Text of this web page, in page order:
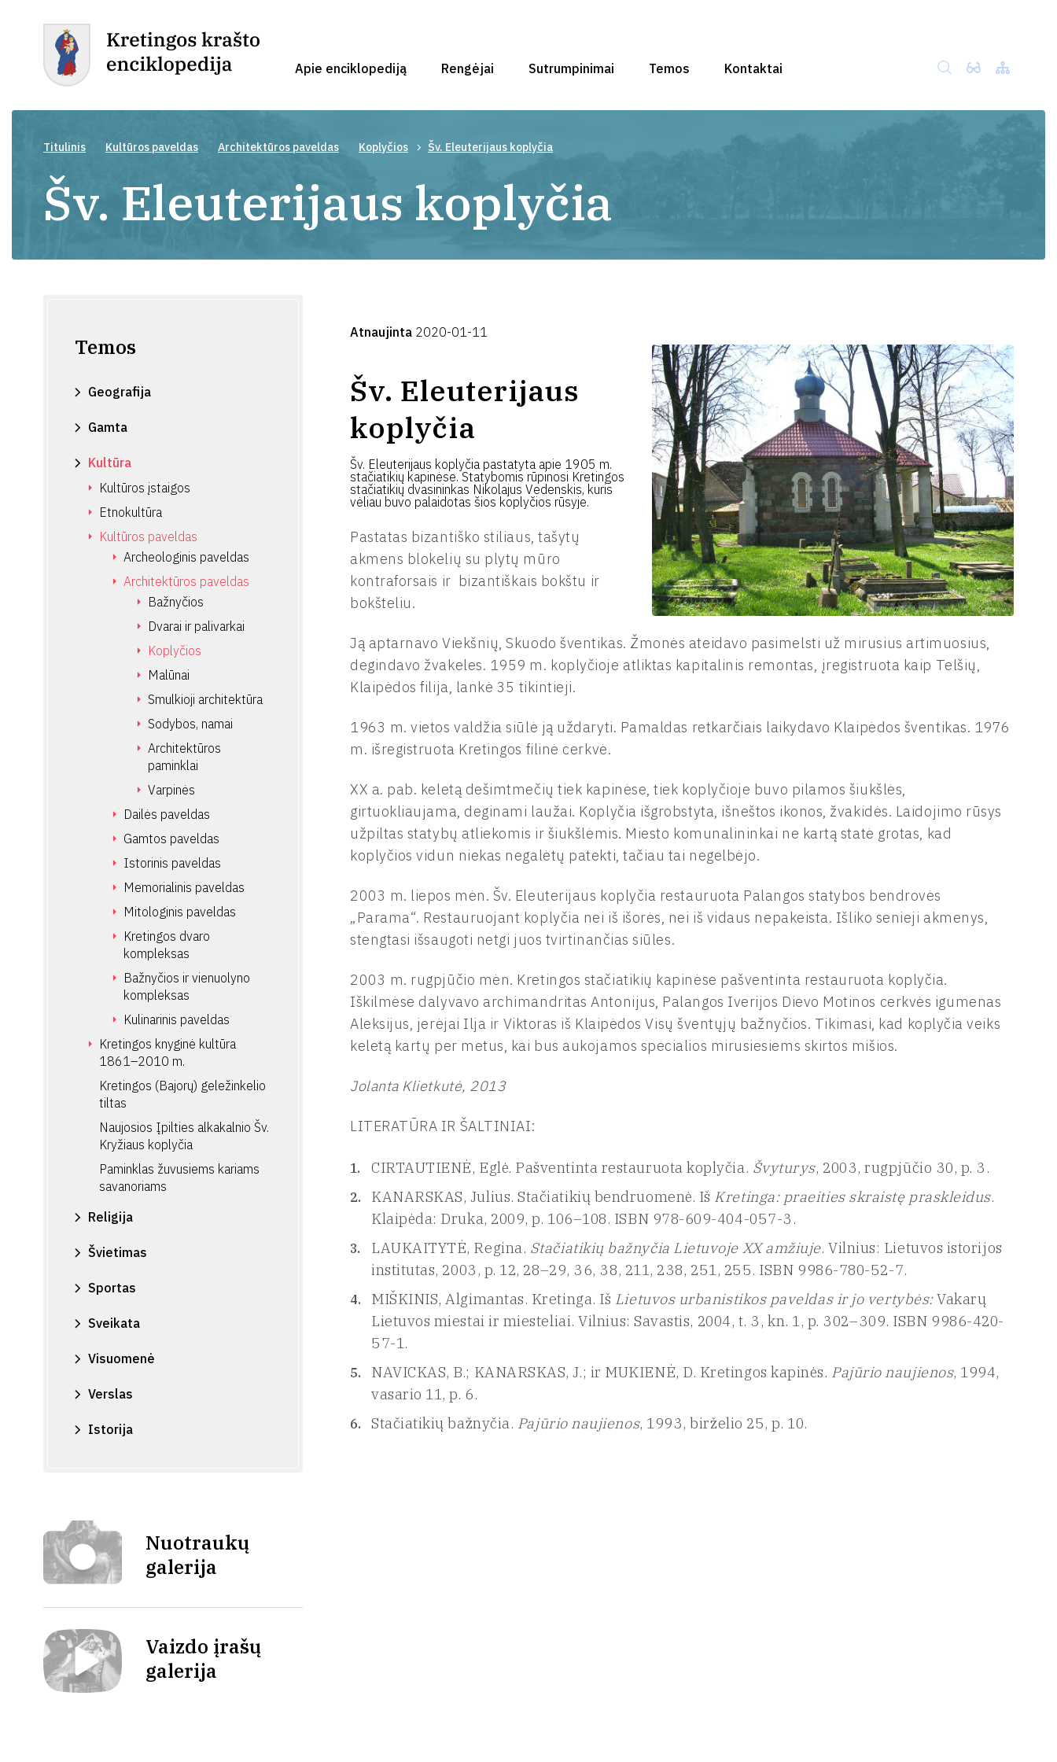
Apie enciklopediją Rengėjai Sutrumpinimai Temos Kontaktai
Titulinis Kultūros paveldas Architektūros paveldas Koplyčios Šv. Eleuterijaus koplyčia
Šv. Eleuterijaus koplyčia
Temos
Geografija
Gamta
Kultūra
Kultūros įstaigos
Etnokultūra
Kultūros paveldas
Archeologinis paveldas
Architektūros paveldas
Bažnyčios
Dvarai ir palivarkai
Koplyčios
Malūnai
Smulkioji architektūra
Sodybos, namai
Architektūros
paminklai
Varpinės
Dailės paveldas
Gamtos paveldas
Istorinis paveldas
Memorialinis paveldas
Mitologinis paveldas
Kretingos dvaro
kompleksas
Bažnyčios ir vienuolyno
kompleksas
Kulinarinis paveldas
Kretingos knyginė kultūra
1861–2010 m.
Kretingos (Bajorų) geležinkelio
tiltas
Naujosios Įpilties alkakalnio Šv.
Kryžiaus koplyčia
Paminklas žuvusiems kariams
savanoriams
Religija
Švietimas
Sportas
Sveikata
Visuomenė
Verslas
Istorija
Nuotraukų
galerija
Vaizdo įrašų
galerija
Atnaujinta 2020-01-11
Šv. Eleuterijaus
koplyčia
Šv. Eleuterijaus koplyčia pastatyta apie 1905 m.
stačiatikių kapinėse. Statybomis rūpinosi Kretingos
stačiatikių dvasininkas Nikolajus Vedenskis, kuris
vėliau buvo palaidotas šios koplyčios rūsyje.
Pastatas bizantiško stiliaus, tašytų
akmens blokelių su plytų mūro
kontraforsais ir bizantiškais bokštu ir
bokšteliu.
Ją aptarnavo Viekšnių, Skuodo šventikas. Žmonės ateidavo pasimelsti už mirusius artimuosius,
degindavo žvakeles. 1959 m. koplyčioje atliktas kapitalinis remontas, įregistruota kaip Telšių,
Klaipėdos filija, lankė 35 tikintieji.
1963 m. vietos valdžia siūlė ją uždaryti. Pamaldas retkarčiais laikydavo Klaipėdos šventikas. 1976
m. išregistruota Kretingos filinė cerkvė.
XX a. pab. keletą dešimtmečių tiek kapinėse, tiek koplyčioje buvo pilamos šiukšlės,
girtuokliaujama, deginami laužai. Koplyčia išgrobstyta, išneštos ikonos, žvakidės. Laidojimo rūsys
užpiltas statybų atliekomis ir šiukšlėmis. Miesto komunalininkai ne kartą statė grotas, kad
koplyčios vidun niekas negalėtų patekti, tačiau tai negelbėjo.
2003 m. liepos mėn. Šv. Eleuterijaus koplyčia restauruota Palangos statybos bendrovės
„Parama“. Restauruojant koplyčia nei iš išorės, nei iš vidaus nepakeista. Išliko senieji akmenys,
stengtasi išsaugoti netgi juos tvirtinančias siūles.
2003 m. rugpjūčio mėn. Kretingos stačiatikių kapinėse pašventinta restauruota koplyčia.
Iškilmėse dalyvavo archimandritas Antonijus, Palangos Iverijos Dievo Motinos cerkvės igumenas
Aleksijus, jerėjai Ilja ir Viktoras iš Klaipėdos Visų šventųjų bažnyčios. Tikimasi, kad koplyčia veiks
keletą kartų per metus, kai bus aukojamos specialios mirusiesiems skirtos mišios.
Jolanta Klietkutė, 2013
LITERATŪRA IR ŠALTINIAI:
CIRTAUTIENĖ, Eglė. Pašventinta restauruota koplyčia. Švyturys, 2003, rugpjūčio 30, p. 3.
KANARSKAS, Julius. Stačiatikių bendruomenė. Iš Kretinga: praeities skraistę praskleidus.
Klaipėda: Druka, 2009, p. 106–108. ISBN 978-609-404-057-3.
LAUKAITYTĖ, Regina. Stačiatikių bažnyčia Lietuvoje XX amžiuje. Vilnius: Lietuvos istorijos
institutas, 2003, p. 12, 28–29, 36, 38, 211, 238, 251, 255. ISBN 9986-780-52-7.
MIŠKINIS, Algimantas. Kretinga. Iš Lietuvos urbanistikos paveldas ir jo vertybės:Vakarų
Lietuvos miestai ir miesteliai. Vilnius: Savastis, 2004, t. 3, kn. 1, p. 302–309. ISBN 9986-420-
57-1.
NAVICKAS, B.; KANARSKAS, J.; ir MUKIENĖ, D. Kretingos kapinės. Pajūrio naujienos, 1994,
vasario 11, p. 6.
Stačiatikių bažnyčia. Pajūrio naujienos, 1993, birželio 25, p. 10.